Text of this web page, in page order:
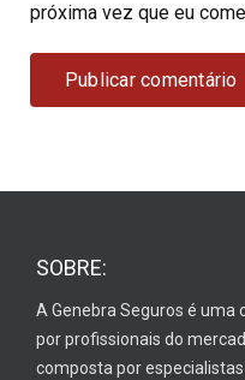
próxima vez que eu
SOBRE:
A Genebra Seguros é
por profissionais do
composta por